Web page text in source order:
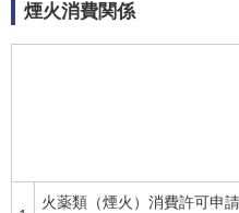
煙火消費関係
火薬類（煙火）消費許可申請